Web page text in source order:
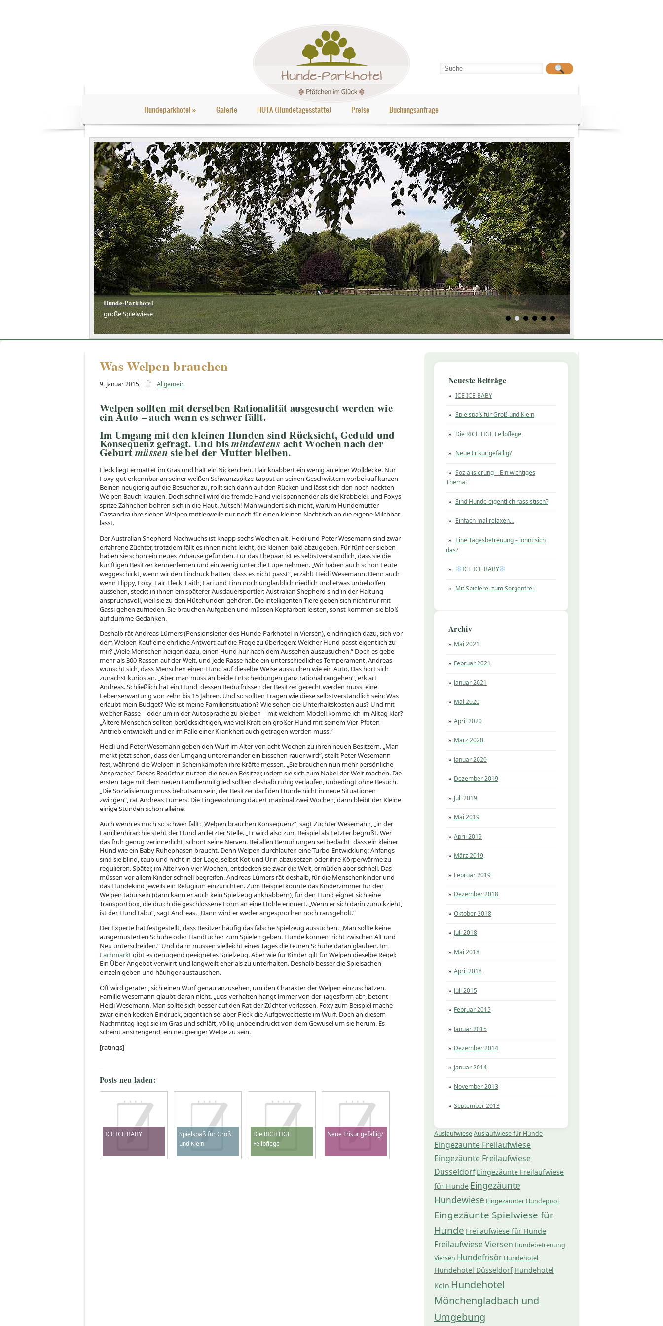
Hundeparkhotel» Galerie HUTA (Hundetagesstätte) Preise Buchungsanfrage
Hunde-Parkhotel
große Spielwiese
1 2 3 4 5 6
Neueste Beiträge
ICE ICE BABY
Spielspaß für Groß und Klein
Die RICHTIGE Fellpflege
Neue Frisur gefällig?
Sozialisierung – Ein wichtiges
Thema!
Sind Hunde eigentlich rassistisch?
Einfach mal relaxen…
Eine Tagesbetreuung – lohnt sich
das?
ICE ICE BABY
Mit Spielerei zum Sorgenfrei
Archiv
Mai 2021
Februar 2021
Januar 2021
Mai 2020
April 2020
März 2020
Januar 2020
Dezember 2019
Juli 2019
Mai 2019
April 2019
März 2019
Februar 2019
Dezember 2018
Oktober 2018
Juli 2018
Mai 2018
April 2018
Juli 2015
Februar 2015
Januar 2015
Dezember 2014
Januar 2014
November 2013
September 2013
AuslaufwieseAuslaufwiese für Hunde
Eingezäunte Freilaufwiese
Eingezäunte Freilaufwiese
Düsseldorf Eingezäunte Freilaufwiese
für Hunde Eingezäunte
Hundewiese Eingezäunter Hundepool
Eingezäunte Spielwiese für
Hunde Freilaufwiese für Hunde
Freilaufwiese Viersen Hundebetreuung
Viersen Hundefrisör Hundehotel
Hundehotel Düsseldorf Hundehotel
Köln Hundehotel
Mönchengladbach und
Umgebung
Was Welpen brauchen
9. Januar 2015, Allgemein
Welpen sollten mit derselben Rationalität ausgesucht werden wie
ein Auto – auch wenn es schwer fällt.
Im Umgang mit den kleinen Hunden sind Rücksicht, Geduld und
Konsequenz gefragt. Und bismindestensacht Wochen nach der
Geburtmüssensie bei der Mutter bleiben.
Fleck liegt ermattet im Gras und hält ein Nickerchen. Flair knabbert ein wenig an einer Wolldecke. Nur
Foxy-gut erkennbar an seiner weißen Schwanzspitze-tappst an seinen Geschwistern vorbei auf kurzen
Beinen neugierig auf die Besucher zu, rollt sich dann auf den Rücken und lässt sich den noch nackten
Welpen Bauch kraulen. Doch schnell wird die fremde Hand viel spannender als die Krabbelei, und Foxys
spitze Zähnchen bohren sich in die Haut. Autsch! Man wundert sich nicht, warum Hundemutter
Cassandra ihre sieben Welpen mittlerweile nur noch für einen kleinen Nachtisch an die eigene Milchbar
lässt.
Der Australian Shepherd-Nachwuchs ist knapp sechs Wochen alt. Heidi und Peter Wesemann sind zwar
erfahrene Züchter, trotzdem fällt es ihnen nicht leicht, die kleinen bald abzugeben. Für fünf der sieben
haben sie schon ein neues Zuhause gefunden. Für das Ehepaar ist es selbstverständlich, dass sie die
künftigen Besitzer kennenlernen und ein wenig unter die Lupe nehmen. „Wir haben auch schon Leute
weggeschickt, wenn wir den Eindruck hatten, dass es nicht passt“, erzählt Heidi Wesemann. Denn auch
wenn Flippy, Foxy, Fair, Fleck, Faith, Fari und Finn noch unglaublich niedlich und etwas unbeholfen
aussehen, steckt in ihnen ein späterer Ausdauersportler: Australian Shepherd sind in der Haltung
anspruchsvoll, weil sie zu den Hütehunden gehören. Die intelligenten Tiere geben sich nicht nur mit
Gassi gehen zufrieden. Sie brauchen Aufgaben und müssen Kopfarbeit leisten, sonst kommen sie bloß
auf dumme Gedanken.
Deshalb rät Andreas Lümers (Pensionsleiter des Hunde-Parkhotel in Viersen), eindringlich dazu, sich vor
dem Welpen Kauf eine ehrliche Antwort auf die Frage zu überlegen: Welcher Hund passt eigentlich zu
mir? „Viele Menschen neigen dazu, einen Hund nur nach dem Aussehen auszusuchen.“ Doch es gebe
mehr als 300 Rassen auf der Welt, und jede Rasse habe ein unterschiedliches Temperament. Andreas
wünscht sich, dass Menschen einen Hund auf dieselbe Weise aussuchen wie ein Auto. Das hört sich
zunächst kurios an. „Aber man muss an beide Entscheidungen ganz rational rangehen“, erklärt
Andreas. Schließlich hat ein Hund, dessen Bedürfnissen der Besitzer gerecht werden muss, eine
Lebenserwartung von zehn bis 15 Jahren. Und so sollten Fragen wie diese selbstverständlich sein: Was
erlaubt mein Budget? Wie ist meine Familiensituation? Wie sehen die Unterhaltskosten aus? Und mit
welcher Rasse – oder um in der Autosprache zu bleiben – mit welchem Modell komme ich im Alltag klar?
„Ältere Menschen sollten berücksichtigen, wie viel Kraft ein großer Hund mit seinem Vier-Pfoten-
Antrieb entwickelt und er im Falle einer Krankheit auch getragen werden muss.“
Heidi und Peter Wesemann geben den Wurf im Alter von acht Wochen zu ihren neuen Besitzern. „Man
merkt jetzt schon, dass der Umgang untereinander ein bisschen rauer wird“, stellt Peter Wesemann
fest, während die Welpen in Scheinkämpfen ihre Kräfte messen. „Sie brauchen nun mehr persönliche
Ansprache.“ Dieses Bedürfnis nutzen die neuen Besitzer, indem sie sich zum Nabel der Welt machen. Die
ersten Tage mit dem neuen Familienmitglied sollten deshalb ruhig verlaufen, unbedingt ohne Besuch.
„Die Sozialisierung muss behutsam sein, der Besitzer darf den Hunde nicht in neue Situationen
zwingen“, rät Andreas Lümers. Die Eingewöhnung dauert maximal zwei Wochen, dann bleibt der Kleine
einige Stunden schon alleine.
Auch wenn es noch so schwer fällt: „Welpen brauchen Konsequenz“, sagt Züchter Wesemann, „in der
Familienhirarchie steht der Hund an letzter Stelle. „Er wird also zum Beispiel als Letzter begrüßt. Wer
das früh genug verinnerlicht, schont seine Nerven. Bei allen Bemühungen sei bedacht, dass ein kleiner
Hund wie ein Baby Ruhephasen braucht. Denn Welpen durchlaufen eine Turbo-Entwicklung: Anfangs
sind sie blind, taub und nicht in der Lage, selbst Kot und Urin abzusetzen oder ihre Körperwärme zu
regulieren. Später, im Alter von vier Wochen, entdecken sie zwar die Welt, ermüden aber schnell. Das
müssen vor allem Kinder schnell begreifen. Andreas Lümers rät deshalb, für die Menschenkinder und
das Hundekind jeweils ein Refugium einzurichten. Zum Beispiel könnte das Kinderzimmer für den
Welpen tabu sein (dann kann er auch kein Spielzeug anknabbern), für den Hund eignet sich eine
Transportbox, die durch die geschlossene Form an eine Höhle erinnert. „Wenn er sich darin zurückzieht,
ist der Hund tabu“, sagt Andreas. „Dann wird er weder angesprochen noch rausgeholt.“
Der Experte hat festgestellt, dass Besitzer häufig das falsche Spielzeug aussuchen. „Man sollte keine
ausgemusterten Schuhe oder Handtücher zum Spielen geben. Hunde können nicht zwischen Alt und
Neu unterscheiden.“ Und dann müssen vielleicht eines Tages die teuren Schuhe daran glauben. Im
Fachmarktgibt es genügend geeignetes Spielzeug. Aber wie für Kinder gilt für Welpen dieselbe Regel:
Ein Über-Angebot verwirrt und langweilt eher als zu unterhalten. Deshalb besser die Spielsachen
einzeln geben und häufiger austauschen.
Oft wird geraten, sich einen Wurf genau anzusehen, um den Charakter der Welpen einzuschätzen.
Familie Wesemann glaubt daran nicht. „Das Verhalten hängt immer von der Tagesform ab“, betont
Heidi Wesemann. Man sollte sich besser auf den Rat der Züchter verlassen. Foxy zum Beispiel mache
zwar einen kecken Eindruck, eigentlich sei aber Fleck die Aufgeweckteste im Wurf. Doch an diesem
Nachmittag liegt sie im Gras und schläft, völlig unbeeindruckt von dem Gewusel um sie herum. Es
scheint anstrengend, ein neugieriger Welpe zu sein.
[ratings]
Posts neu laden:
ICE ICE BABY
Spielspaß für Groß
und Klein
Die RICHTIGE
Fellpflege
Neue Frisur gefällig?